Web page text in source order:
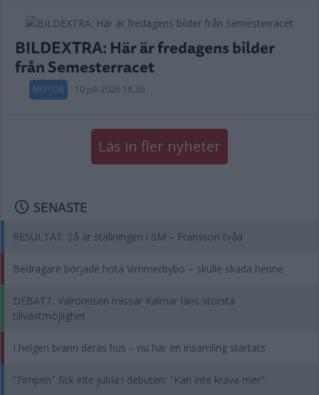
BILDEXTRA: Här är fredagens bilder
från Semesterracet
MOTOR 10 juli 2026 18.30
Läs in fler nyheter
SENASTE
RESULTAT: Så är ställningen i SM – Fransson tvåa
Bedragare började hota Vimmerbybo – skulle skada henne
DEBATT: Valrörelsen missar Kalmar läns största
tillväxtmöjlighet
I helgen brann deras hus – nu har en insamling startats
"Fimpen" fick inte jubla i debuten: "Kan inte kräva mer"